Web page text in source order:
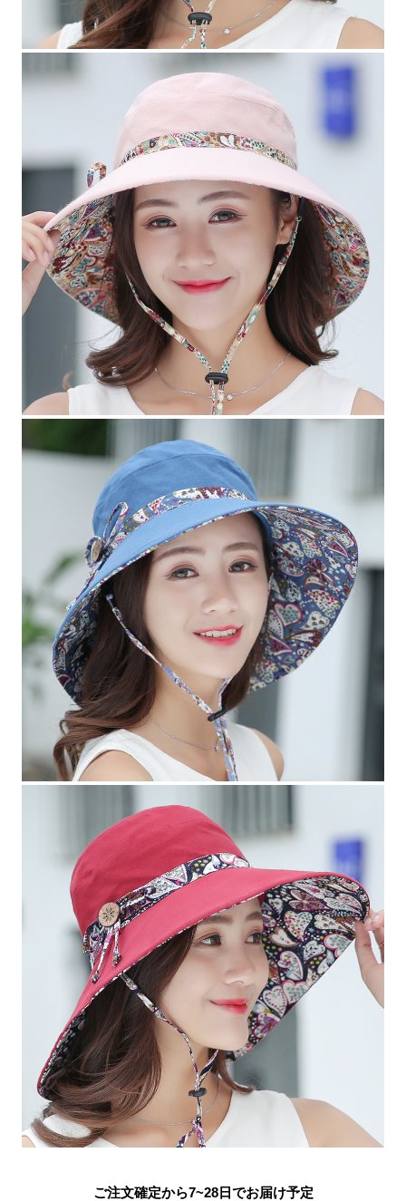
ご注文確定から7~28日でお届け予定